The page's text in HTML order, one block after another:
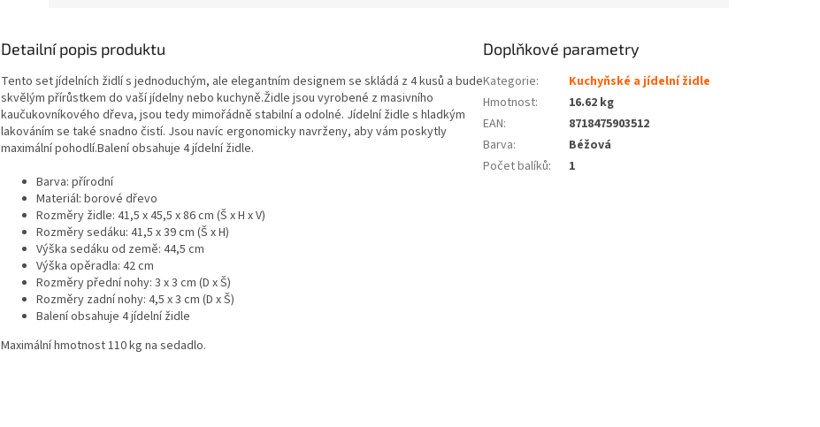
Detailní popis produktu
Tento set jídelních židlí s jednoduchým, ale elegantním designem se skládá z 4 kusů a bude
skvělým přírůstkem do vaší jídelny nebo kuchyně.Židle jsou vyrobené z masivního
kaučukovníkového dřeva, jsou tedy mimořádně stabilní a odolné. Jídelní židle s hladkým
lakováním se také snadno čistí. Jsou navíc ergonomicky navrženy, aby vám poskytly
maximální pohodlí.Balení obsahuje 4 jídelní židle.
Barva: přírodní
Materiál: borové dřevo
Rozměry židle: 41,5 x 45,5 x 86 cm (Š x H x V)
Rozměry sedáku: 41,5 x 39 cm (Š x H)
Výška sedáku od země: 44,5 cm
Výška opěradla: 42 cm
Rozměry přední nohy: 3 x 3 cm (D x Š)
Rozměry zadní nohy: 4,5 x 3 cm (D x Š)
Balení obsahuje 4 jídelní židle
Maximální hmotnost 110 kg na sedadlo.
Doplňkové parametry
Kategorie:
Kuchyňské a jídelní židle
Hmotnost:
16.62 kg
EAN:
8718475903512
Barva:
Béžová
Počet balíků: 1